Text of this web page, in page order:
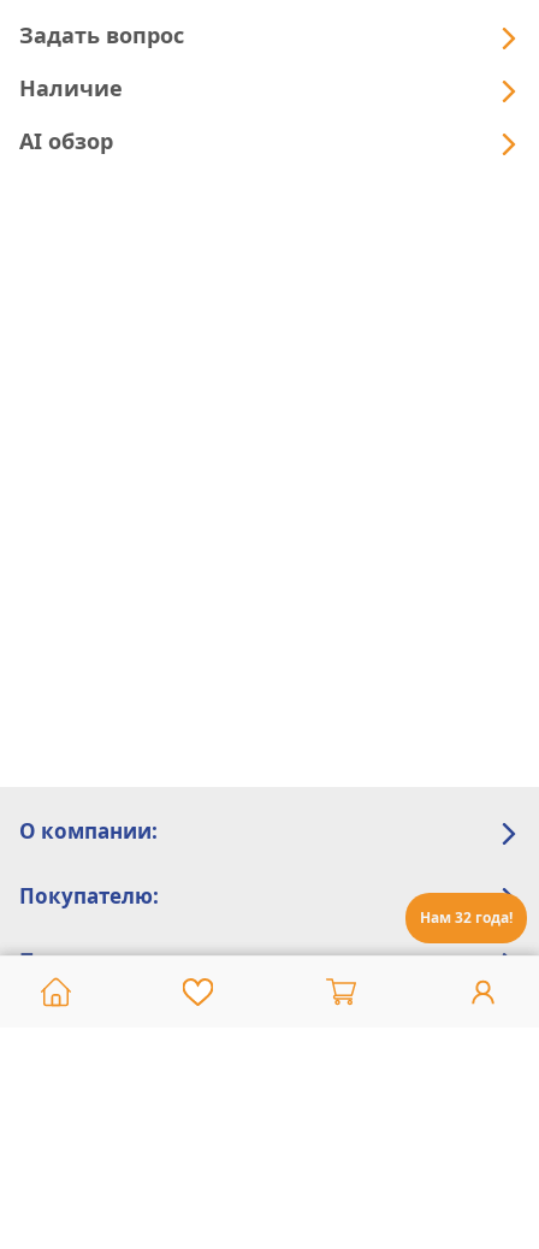
Нам 32 года!
Задать вопрос
Наличие
AI обзор
О компании:
Покупателю:
Помощь: